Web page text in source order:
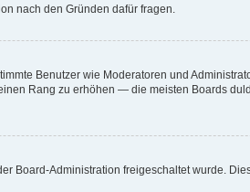
nach den Gründen dafür fragen.
Benutzer wie Moderatoren und
Rang zu erhöhen — die meisten Boards
Board-Administration freigeschaltet wurde.